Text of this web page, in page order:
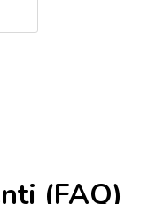
(FAQ)